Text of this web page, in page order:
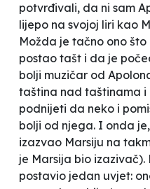
potvrđivali, da ni sam
lijepo na svojoj liri kao
Možda je tačno ono
postao tašt i da je
bolji muzičar od
taština nad taštinama
podnijeti da neko i
bolji od njega. I onda
izazvao Marsiju na
je Marsija bio
postavio jedan uvjet: